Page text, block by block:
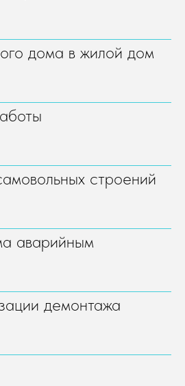
дома в жилой дом
строений
аварийным
демонтажа